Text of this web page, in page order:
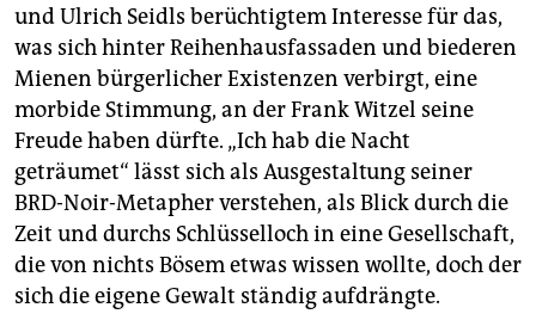
und Ulrich Seidls berüchtigtem Interesse für das,
was sich hinter Reihenhausfassaden und biederen
Mienen bürgerlicher Existenzen verbirgt, eine
morbide Stimmung, an der Frank Witzel seine
Freude haben dürfte. „Ich hab die Nacht
geträumet“ lässt sich als Ausgestaltung seiner
BRD-Noir-Metapher verstehen, als Blick durch die
Zeit und durchs Schlüsselloch in eine Gesellschaft,
die von nichts Bösem etwas wissen wollte, doch der
sich die eigene Gewalt ständig aufdrängte.